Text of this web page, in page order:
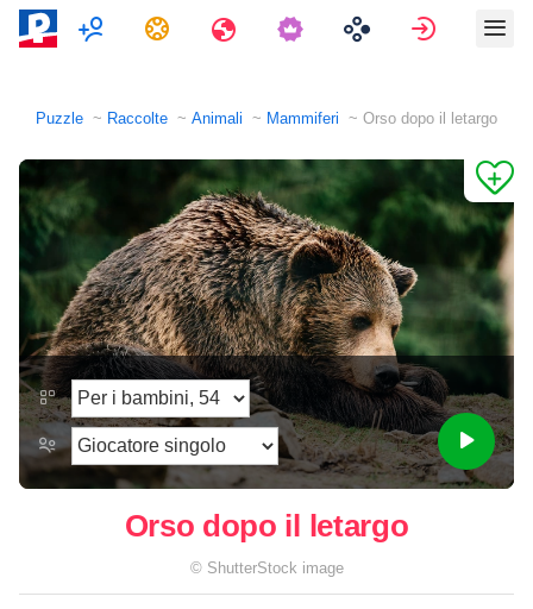
Multigiocatore
Compiti Viaggi Accedi
Puzzle Raccolte Animali Mammiferi Orso dopo il letargo
Orso dopo il letargo
© ShutterStock image